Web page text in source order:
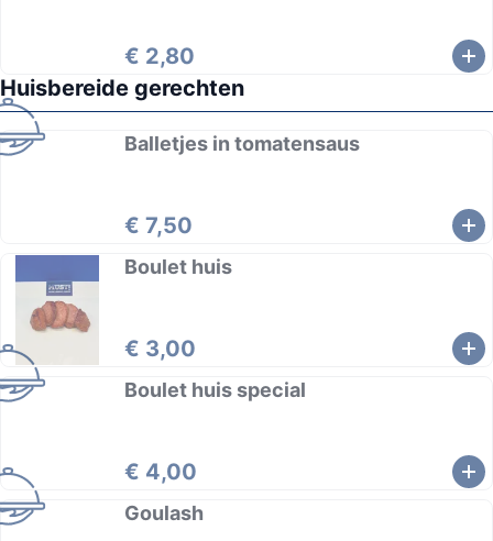
€ 2,80
Huisbereide gerechten
Balletjes in tomatensaus
€ 7,50
Boulet huis
€ 3,00
Boulet huis special
€ 4,00
Goulash